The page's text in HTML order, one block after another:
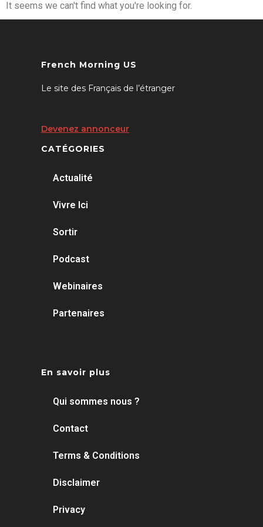
It seems we can't find what you're looking for.
French Morning US
Le site des Français de l’étranger
Devenez annonceur
CATÉGORIES
Actualité
Vivre Ici
Sortir
Podcast
Webinaires
Partenaires
En savoir plus
Qui sommes nous ?
Contact
Terms & Conditions
Disclaimer
Privacy